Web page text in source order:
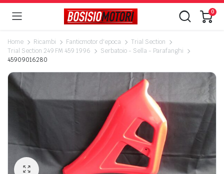
0
Home Ricambi Fanticmotor d'epoca
Trial Section
Trial Section 249 FM 459 1996
Serbatoio - Sella - Parafanghi
45909016280